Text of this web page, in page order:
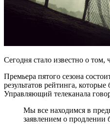
Сегодня стало известно о
Премьера пятого сезона
результатов рейтинга,
Управляющий телеканала
Мы все находимся в
заявлением о продлении